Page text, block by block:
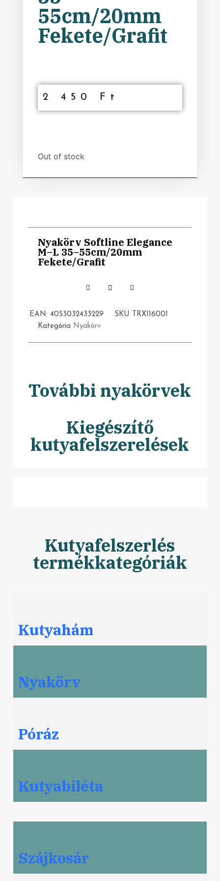
55cm/20mm
Fekete/Grafit
2 450 Ft
Out of stock
Nyakörv Softline Elegance
M–L 35–55cm/20mm
Fekete/Grafit
EAN: 4053032433229 SKU
TRX116001
Kategória Nyakörv
További nyakörvek
Kiegészítő
kutyafelszerelések
Kutyafelszerlés
termékkategóriák
Kutyahám
Nyakörv
Póráz
Kutyabiléta
Szájkosár